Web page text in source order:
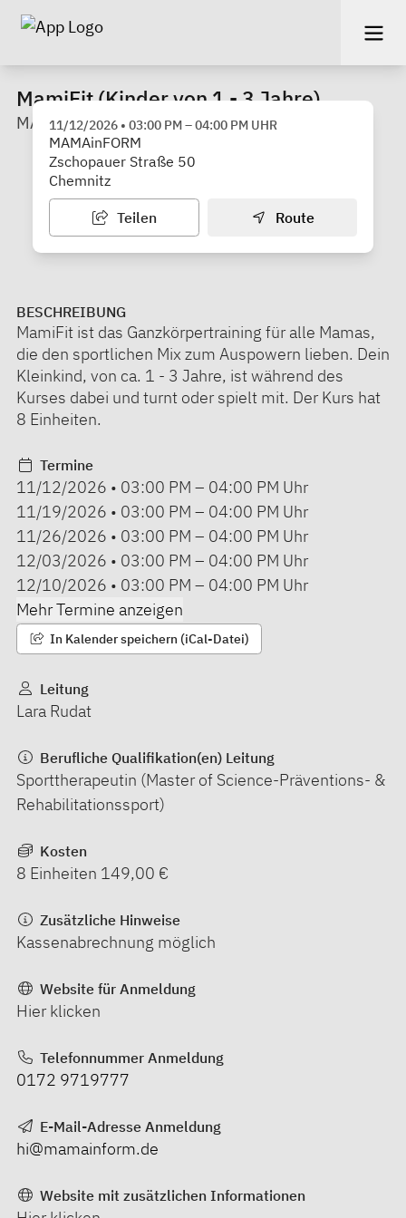
MamiFit (Kinder von 1 - 3 Jahre)
MAMAinFORM
11/12/2026 • 03:00 PM–04:00 PM UHR
MAMAinFORM
Zschopauer Straße 50
Chemnitz
Teilen Route
BESCHREIBUNG
MamiFit ist das Ganzkörpertraining für alle Mamas,
die den sportlichen Mix zum Auspowern lieben. Dein
Kleinkind, von ca. 1 - 3 Jahre, ist während des
Kurses dabei und turnt oder spielt mit. Der Kurs hat
8 Einheiten.
Termine
11/12/2026 • 03:00 PM – 04:00 PM Uhr
11/19/2026 • 03:00 PM – 04:00 PM Uhr
11/26/2026 • 03:00 PM – 04:00 PM Uhr
12/03/2026 • 03:00 PM – 04:00 PM Uhr
12/10/2026 • 03:00 PM – 04:00 PM Uhr
Mehr Termine anzeigen
In Kalender speichern (iCal-Datei)
Leitung
Lara Rudat
Berufliche Qualifikation(en) Leitung
Sporttherapeutin (Master of Science-Präventions- &
Rehabilitationssport)
Kosten
8 Einheiten 149,00 €
Zusätzliche Hinweise
Kassenabrechnung möglich
Website für Anmeldung
Hier klicken
Telefonnummer Anmeldung
0172 9719777
E-Mail-Adresse Anmeldung
hi@mamainform.de
Website mit zusätzlichen Informationen